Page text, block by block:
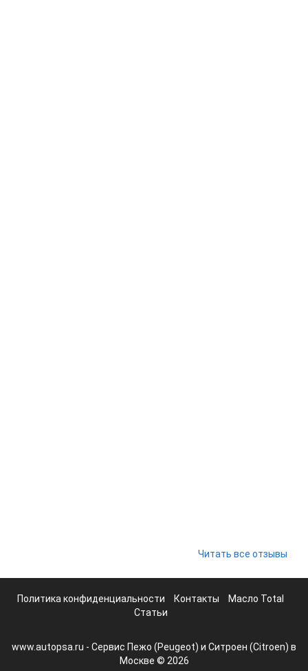
Читать все отзывы
Политика конфиденциальности Контакты
Масло Total
Статьи
www.autopsa.ru - Сервис Пежо (Peugeot) и Ситроен (Citroen) в
Москве © 2026